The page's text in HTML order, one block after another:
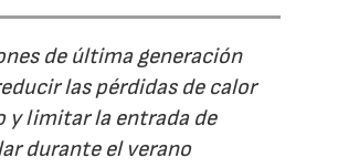
de última generación
las pérdidas de calor
y limitar la entrada de
durante el verano